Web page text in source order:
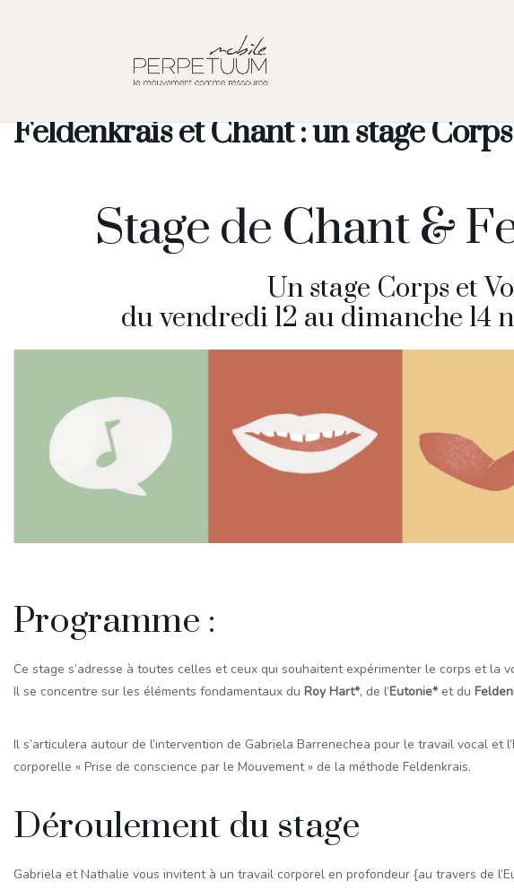
Feldenkrais et Chant : un stage
Stage de Chant &
Un stage Corps et
du vendredi 12 au dimanche 14
Programme :
Ce stage s’adresse à toutes celles et ceux qui souhaitent expérimenter le corps et la
Il se concentre sur les éléments fondamentaux du Roy Hart*, de l’Eutonie*et du
Il s’articulera autour de l’intervention de Gabriela Barrenechea pour le travail vocal et
corporelle « Prise de conscience par le Mouvement » de la méthode Feldenkrais.
Déroulement du stage
Gabriela et Nathalie vous invitent à un travail corporel en profondeur {au travers de